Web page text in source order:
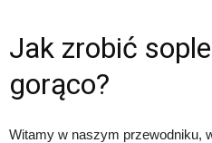
Jak zrobić
gorąco?
Witamy w naszym przewodniku,